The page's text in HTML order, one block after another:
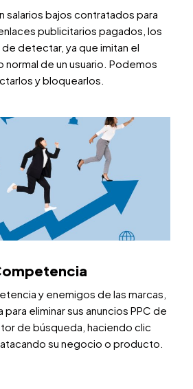
salarios bajos contratados para
publicitarios pagados, los
detectar, ya que imitan el
de un usuario. Podemos
y bloquearlos.
y enemigos de las marcas,
eliminar sus anuncios PPC de
de búsqueda, haciendo clic
su negocio o producto.